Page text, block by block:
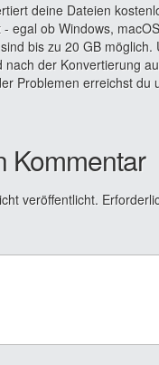
deine Dateien
egal ob Windows,
bis zu 20 GB
der Konvertierung
Problemen erreichst du
Kommentar
veröffentlicht.